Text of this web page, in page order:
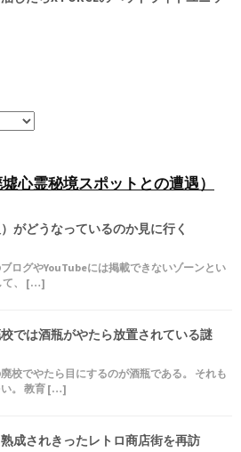
心霊秘境スポットとの遭遇）
がどうなっているのか見に行く
ログやYouTubeには掲載できないゾーンとい
て、 […]
では酒瓶がやたら放置されている謎
校でやたら目にするのが酒瓶である。 それも
い。 教育 […]
成されきったレトロ商店街を再訪